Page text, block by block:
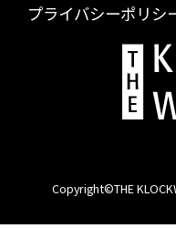
プライバシーポリシ
Copyright©THE